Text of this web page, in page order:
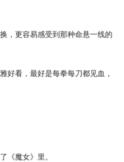
，更容易感受到那种命悬一线的
好看，最好是每拳每刀都见血，
《魔女》里。